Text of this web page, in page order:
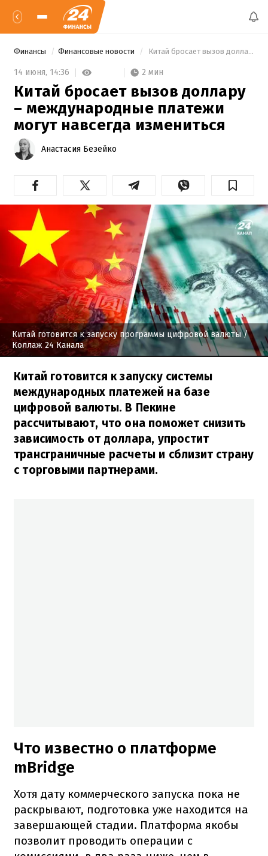
Финансы Финансовые новости Китай бросает вызов доллару – международные платежи могут навсегда измениться
14 июня, 14:36 2 мин
Китай бросает вызов доллару
– международные платежи
могут навсегда измениться
Анастасия Безейко
Китай готовится к запуску программы цифровой валюты/
Коллаж 24 Канала
Китай готовится к запуску системы
международных платежей на базе
цифровой валюты. В Пекине
рассчитывают, что она поможет снизить
зависимость от доллара, упростит
трансграничные расчеты и сблизит страну
с торговыми партнерами.
Что известно о платформе
mBridge
Хотя дату коммерческого запуска пока не
раскрывают, подготовка уже находится на
завершающей стадии. Платформа якобы
позволит проводить операции с